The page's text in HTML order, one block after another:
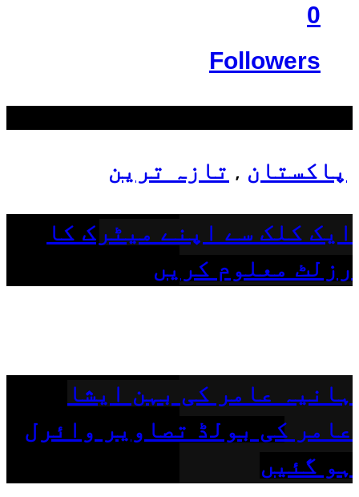
0
Followers
پاکستان , تازہ ترین
ایک کلک سے اپنے میٹرک کا
رزلٹ معلوم کریں
ہانیہ عامر کی بہن ایشا
عامر کی بولڈ تصاویر وائرل
ہو گئیں